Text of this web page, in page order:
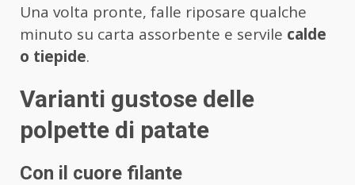
Una volta pronte, falle riposare qualche
minuto su carta assorbente e servile calde
o tiepide.
Varianti gustose delle
polpette di patate
Con il cuore filante